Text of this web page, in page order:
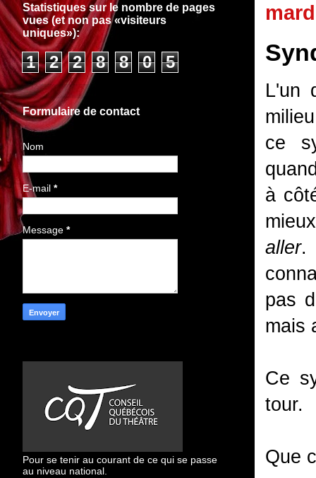
L'un
ce
à
aller.
pas
mais
Ce
tour.
Que
Statistiques sur le nombre de pages
vues (et non pas «visiteurs
uniques»):
1 2 2 8 8 0 5
Formulaire de contact
Nom
E-mail *
Message *
Pour se tenir au courant de ce qui se passe
au niveau national.